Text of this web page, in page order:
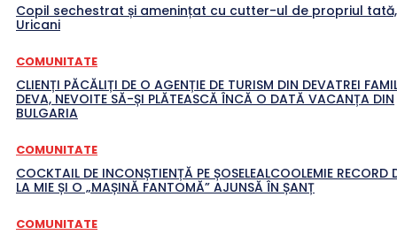
Copil sechestrat și amenințat cu cutter-ul de propriul
Uricani
COMUNITATE
CLIENȚI PĂCĂLIȚI DE O AGENȚIE DE TURISM DIN DEVATREI
DEVA, NEVOITE SĂ-ȘI PLĂTEASCĂ ÎNCĂ O DATĂ VACANȚA DIN
BULGARIA
COMUNITATE
COCKTAIL DE INCONȘTIENȚĂ PE ȘOSELEALCOOLEMIE RECORD
LA MIE ȘI O „MAȘINĂ FANTOMĂ” AJUNSĂ ÎN ȘANȚ
COMUNITATE